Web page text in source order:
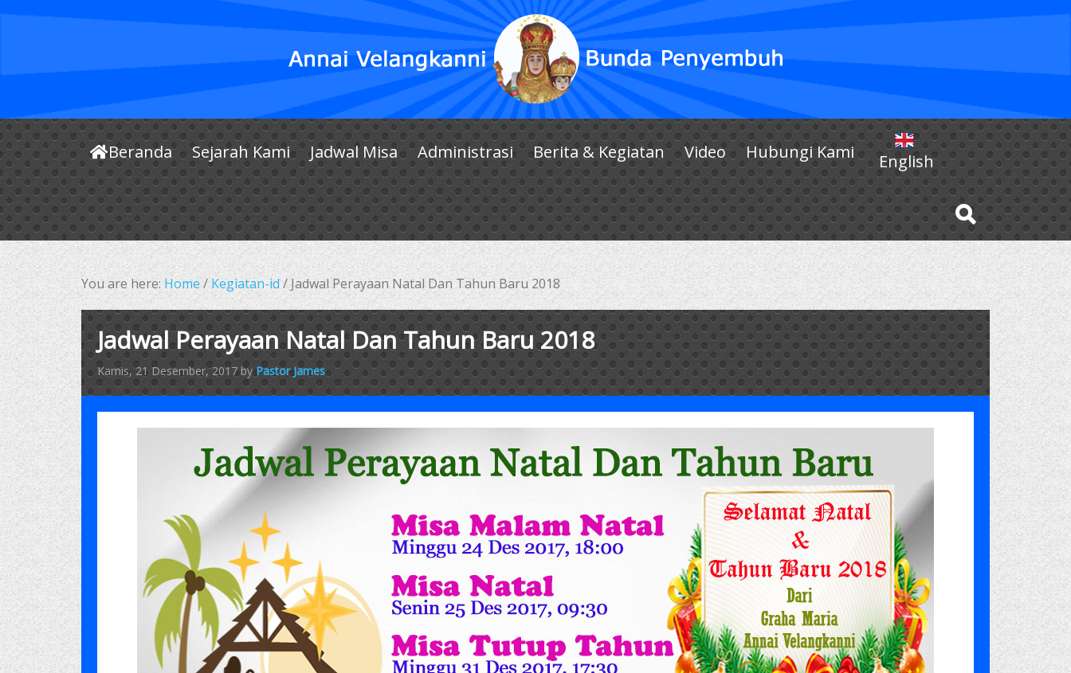
Beranda Sejarah Kami Jadwal Misa Administrasi Berita & Kegiatan Video Hubungi Kami English
You are here:Home/ Kegiatan-id /Jadwal Perayaan Natal Dan Tahun Baru 2018
Jadwal Perayaan Natal Dan Tahun Baru 2018
Kamis, 21 Desember, 2017 byPastor James